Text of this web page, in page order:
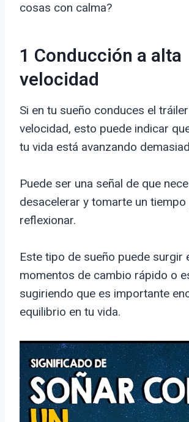
cosas con calma?
1 Conducción a alta
velocidad
Si en tu sueño conduces el
velocidad, esto puede indicar
tu vida está avanzando
Puede ser una señal de que
desacelerar y tomarte un tiempo
reflexionar.
Este tipo de sueño puede surgir
momentos de cambio rápido o
sugiriendo que es importante
equilibrio en tu vida.